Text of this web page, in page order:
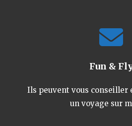
Fun &
Ils peuvent vous conseiller
un voyage sur